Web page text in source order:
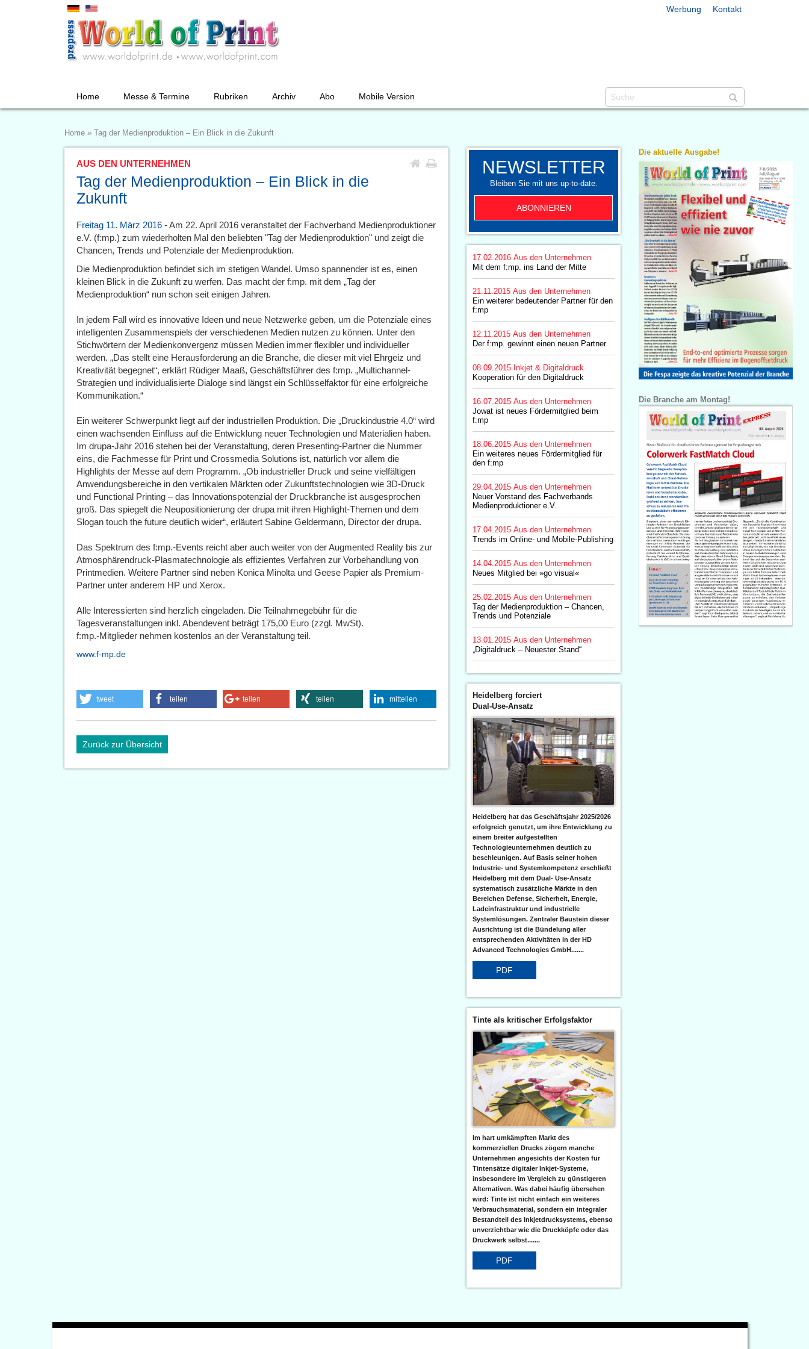
Werbung Kontakt
Home Messe & Termine Rubriken Archiv Abo Mobile Version
Home » Tag der Medienproduktion – Ein Blick in die Zukunft
AUS DEN UNTERNEHMEN
Tag der Medienproduktion – Ein Blick in die
Zukunft
Freitag 11. März 2016 - Am 22. April 2016 veranstaltet der Fachverband Medienproduktioner
e.V. (f:mp.) zum wiederholten Mal den beliebten "Tag der Medienproduktion" und zeigt die
Chancen, Trends und Potenziale der Medienproduktion.
Die Medienproduktion befindet sich im stetigen Wandel. Umso spannender ist es, einen
kleinen Blick in die Zukunft zu werfen. Das macht der f:mp. mit dem „Tag der
Medienproduktion“ nun schon seit einigen Jahren.
In jedem Fall wird es innovative Ideen und neue Netzwerke geben, um die Potenziale eines
intelligenten Zusammenspiels der verschiedenen Medien nutzen zu können. Unter den
Stichwörtern der Medienkonvergenz müssen Medien immer flexibler und individueller
werden. „Das stellt eine Herausforderung an die Branche, die dieser mit viel Ehrgeiz und
Kreativität begegnet“, erklärt Rüdiger Maaß, Geschäftsführer des f:mp. „Multichannel-
Strategien und individualisierte Dialoge sind längst ein Schlüsselfaktor für eine erfolgreiche
Kommunikation.“
Ein weiterer Schwerpunkt liegt auf der industriellen Produktion. Die „Druckindustrie 4.0“ wird
einen wachsenden Einfluss auf die Entwicklung neuer Technologien und Materialien haben.
Im drupa-Jahr 2016 stehen bei der Veranstaltung, deren Presenting-Partner die Nummer
eins, die Fachmesse für Print und Crossmedia Solutions ist, natürlich vor allem die
Highlights der Messe auf dem Programm. „Ob industrieller Druck und seine vielfältigen
Anwendungsbereiche in den vertikalen Märkten oder Zukunftstechnologien wie 3D-Druck
und Functional Printing – das Innovationspotenzial der Druckbranche ist ausgesprochen
groß. Das spiegelt die Neupositionierung der drupa mit ihren Highlight-Themen und dem
Slogan touch the future deutlich wider“, erläutert Sabine Geldermann, Director der drupa.
Das Spektrum des f:mp.-Events reicht aber auch weiter von der Augmented Reality bis zur
Atmosphärendruck-Plasmatechnologie als effizientes Verfahren zur Vorbehandlung von
Printmedien. Weitere Partner sind neben Konica Minolta und Geese Papier als Premium-
Partner unter anderem HP und Xerox.
Alle Interessierten sind herzlich eingeladen. Die Teilnahmegebühr für die
Tagesveranstaltungen inkl. Abendevent beträgt 175,00 Euro (zzgl. MwSt).
f:mp.-Mitglieder nehmen kostenlos an der Veranstaltung teil.
www.f-mp.de
tweet teilen teilen teilen mitteilen
Zurück zur Übersicht
NEWSLETTER
Bleiben Sie mit uns up-to-date.
ABONNIEREN
17.02.2016 Aus den Unternehmen
Mit dem f:mp. ins Land der Mitte
21.11.2015 Aus den Unternehmen
Ein weiterer bedeutender Partner für den
f:mp
12.11.2015 Aus den Unternehmen
Der f:mp. gewinnt einen neuen Partner
08.09.2015 Inkjet & Digitaldruck
Kooperation für den Digitaldruck
16.07.2015 Aus den Unternehmen
Jowat ist neues Fördermitglied beim
f:mp
18.06.2015 Aus den Unternehmen
Ein weiteres neues Fördermitglied für
den f:mp
29.04.2015 Aus den Unternehmen
Neuer Vorstand des Fachverbands
Medienproduktioner e.V.
17.04.2015 Aus den Unternehmen
Trends im Online- und Mobile-Publishing
14.04.2015 Aus den Unternehmen
Neues Mitglied bei »go visual«
25.02.2015 Aus den Unternehmen
Tag der Medienproduktion – Chancen,
Trends und Potenziale
13.01.2015 Aus den Unternehmen
„Digitaldruck – Neuester Stand“
Heidelberg forciert
Dual-Use-Ansatz
Heidelberg hat das Geschäftsjahr 2025/2026
erfolgreich genutzt, um ihre Entwicklung zu
einem breiter aufgestellten
Technologieunternehmen deutlich zu
beschleunigen. Auf Basis seiner hohen
Industrie- und Systemkompetenz erschließt
Heidelberg mit dem Dual- Use-Ansatz
systematisch zusätzliche Märkte in den
Bereichen Defense, Sicherheit, Energie,
Ladeinfrastruktur und industrielle
Systemlösungen. Zentraler Baustein dieser
Ausrichtung ist die Bündelung aller
entsprechenden Aktivitäten in der HD
Advanced Technologies GmbH.......
PDF
Tinte als kritischer Erfolgsfaktor
Im hart umkämpften Markt des
kommerziellen Drucks zögern manche
Unternehmen angesichts der Kosten für
Tintensätze digitaler Inkjet-Systeme,
insbesondere im Vergleich zu günstigeren
Alternativen. Was dabei häufig übersehen
wird: Tinte ist nicht einfach ein weiteres
Verbrauchsmaterial, sondern ein integraler
Bestandteil des Inkjetdrucksystems, ebenso
unverzichtbar wie die Druckköpfe oder das
Druckwerk selbst.......
PDF
Die aktuelle Ausgabe!
Die Branche am Montag!